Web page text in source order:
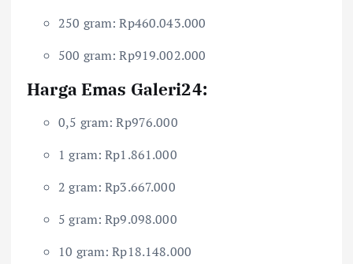
250 gram: Rp460.043.000
500 gram: Rp919.002.000
Harga Emas Galeri24:
0,5 gram: Rp976.000
1 gram: Rp1.861.000
2 gram: Rp3.667.000
5 gram: Rp9.098.000
10 gram: Rp18.148.000